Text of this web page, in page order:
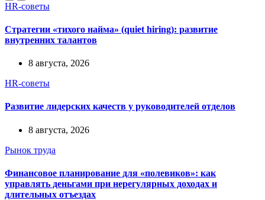
HR-советы
Стратегии «тихого найма» (quiet hiring): развитие
внутренних талантов
8 августа, 2026
HR-советы
Развитие лидерских качеств у руководителей отделов
8 августа, 2026
Рынок труда
Финансовое планирование для «полевиков»: как
управлять деньгами при нерегулярных доходах и
длительных отъездах